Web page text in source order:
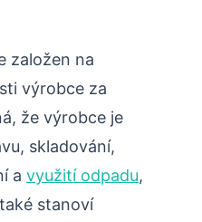
založen na
výrobce za
že výrobce je
skladování,
a využití odpadu,
stanoví